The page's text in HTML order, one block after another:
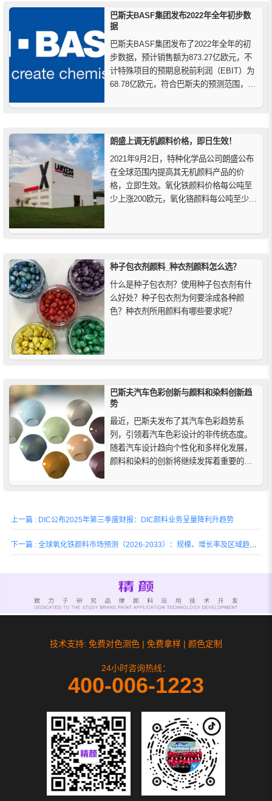
巴斯夫BASF集团发布2022年全年初步数
据
巴斯夫BASF集团发布了2022年全年的初
步数据，预计销售额为873.27亿欧元，不
计特殊项目的预期息税前利润（EBIT）为
68.78亿欧元，符合巴斯夫的预测范围，也
也低于分析师对2022...
朗盛上调无机颜料价格，即日生效！
2021年9月2日，特种化学品公司朗盛公布
在全球范围内提高其无机颜料产品的价
格，立即生效。氧化铁颜料价格每公吨至
少上涨200欧元，氧化铬颜料每公吨至少上
种子包衣剂颜料_种衣剂颜料怎么选？
什么是种子包衣剂？使用种子包衣剂有什
么好处？种子包衣剂为何要涂成各种颜
色？种衣剂所用颜料有哪些要求呢？
巴斯夫汽车色彩创新与颜料和染料创新趋
势
最近，巴斯夫发布了其汽车色彩趋势系
列，引领着汽车色彩设计的非传统态度。
随着汽车设计趋向个性化和多样化发展，
颜料和染料的创新将继续发挥着重要的作
汽车制造商密切合作，不断推动汽车色彩
创新和环保的色彩解决方案。
上一篇 : DIC公布2025年第三季度财报：DIC颜料业务呈量降利升趋势
下一篇 : 全球氧化铁颜料市场预测（2026-2033）：规模、增长率及区域趋势分析
技术支持: 免费对色测色 | 免费拿样 | 颜色定制
24小时咨询热线：
400-006-1223